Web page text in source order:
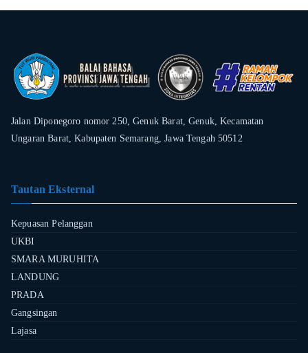
Jalan Diponegoro nomor 250, Genuk Barat, Genuk, Kecamatan
Ungaran Barat, Kabupaten Semarang, Jawa Tengah 50512
Tautan Eksternal
Kepuasan Pelanggan
UKBI
SMARA MURUHITA
LANDUNG
PRADA
Gangsingan
Lajasa